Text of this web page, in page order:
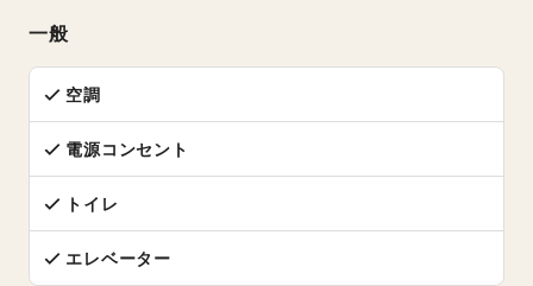
一般
空調
電源コンセント
トイレ
エレベーター